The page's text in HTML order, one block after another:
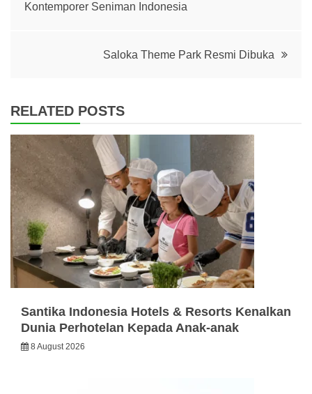
navigation
Kontemporer Seniman Indonesia
Saloka Theme Park Resmi Dibuka
RELATED POSTS
Santika Indonesia Hotels & Resorts Kenalkan
Dunia Perhotelan Kepada Anak-anak
8 August 2026